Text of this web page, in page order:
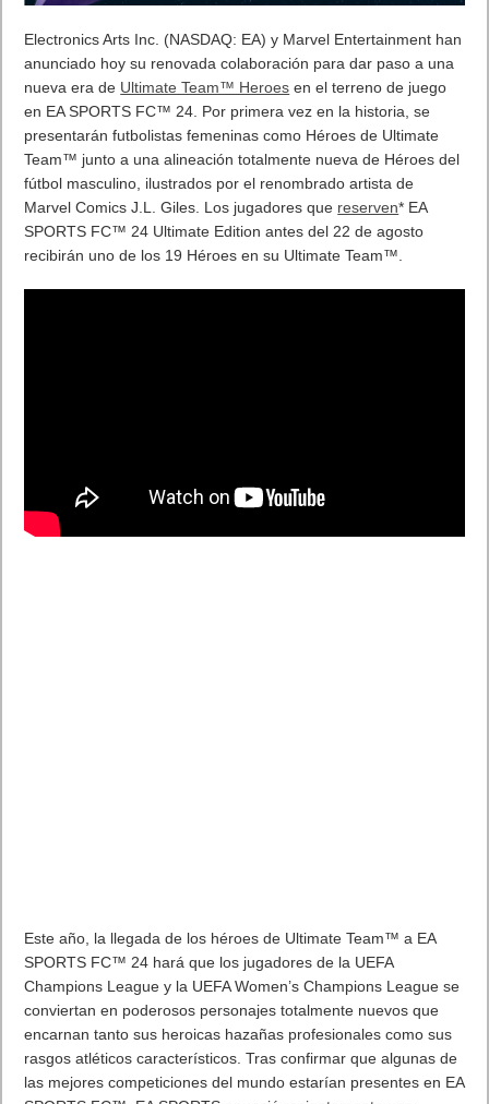
Etiquetas avast
PrevioBaldur’s Gate 3 y otros cuatro juegos se actualizan con DLSS
Siguiente
EA SPORTS Y MARVEL ENTERTAINMENT PRESENTAN UN
NUEVO ESCUADRÓN DE HÉROES ULTIMATE TEAM EN EA SPORTS FC
Artículos relacionados
Beta, Mio: Memories in Orbit, Cricket 26 y mucho más
5 agosto, 2026